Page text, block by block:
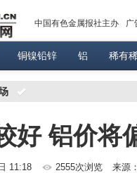
中国有色金属报社主办 广
铜镍铅锌 铝 稀有
好 铝价将
11:18 2555次浏览 来源：